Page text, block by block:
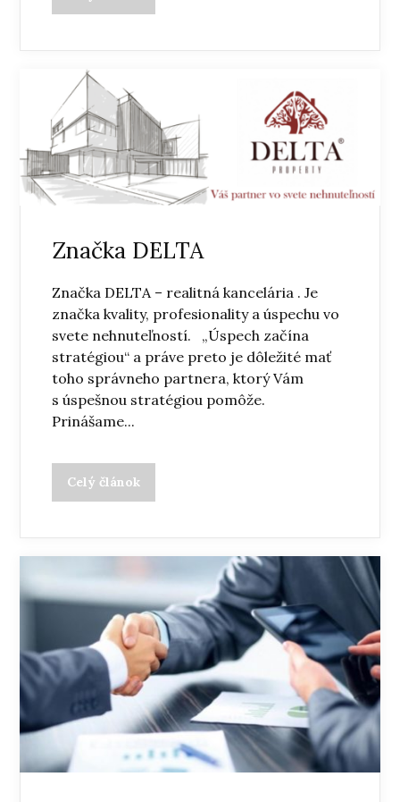
Značka DELTA
Značka DELTA – realitná kancelária . Je
značka kvality, profesionality a úspechu vo
svete nehnuteľností. „Úspech začína
stratégiou“ a práve preto je dôležité mať
toho správneho partnera, ktorý Vám
s úspešnou stratégiou pomôže.
Prinášame...
Celý článok